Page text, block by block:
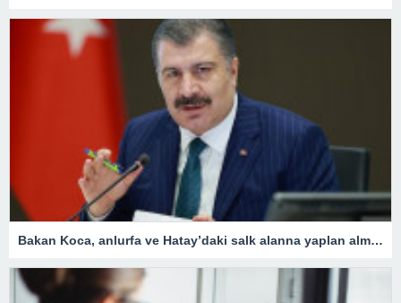
Bakan Koca, anlurfa ve Hatay’daki salk alanna yaplan almalar aklad